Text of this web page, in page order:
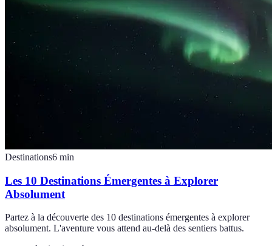
Destinations6 min
Les 10 Destinations Émergentes à Explorer
Absolument
Partez à la découverte des 10 destinations émergentes à explorer
absolument. L'aventure vous attend au-delà des sentiers battus.